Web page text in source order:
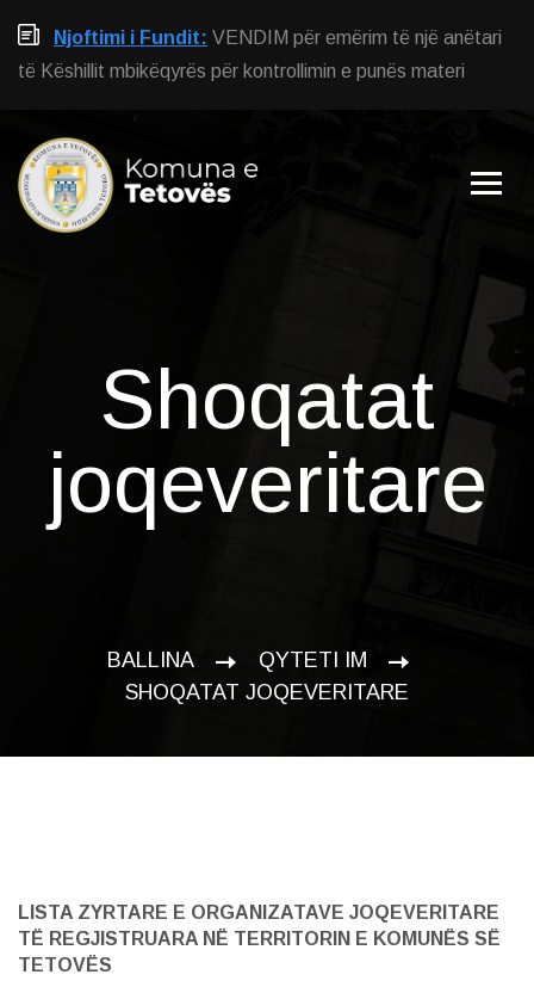
Njoftimi i Fundit: VENDIM për emërim të një anëtari
të Këshillit mbikëqyrës për kontrollimin e punës materi
Shoqatat
joqeveritare
BALLINA
QYTETI IM
SHOQATAT JOQEVERITARE
LISTA ZYRTARE E ORGANIZATAVE JOQEVERITARE
TË REGJISTRUARA NË TERRITORIN E KOMUNËS SË
TETOVËS